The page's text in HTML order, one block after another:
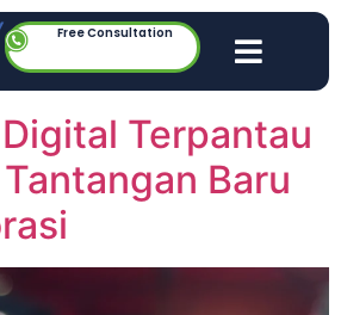
Free Consultation
Terpantau
Baru